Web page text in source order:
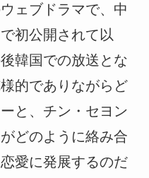
ェブドラマで、中
初公開されて以
韓国での放送とな
的でありながらど
と、チン・セヨン
どのように絡み合
愛に発展するのだ